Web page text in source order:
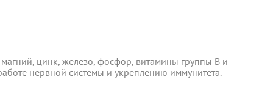
нервной системы и укреплению иммунитета.
возврату и обмену не подлежат.
магний, цинк, железо, фосфор, витамины группы B и
нервной системы и укреплению иммунитета.